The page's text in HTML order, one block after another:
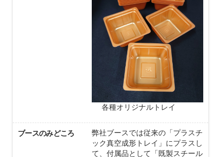
各種オリジナルトレイ
ブースのみどころ
弊社ブースでは従来の「プラスチ
ック真空成形トレイ」にプラスし
て、付属品として「既製スチール